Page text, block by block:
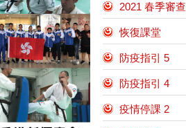
2021 春季審查
恢復課堂
防疫指引 5
防疫指引 4
疫情停課 2